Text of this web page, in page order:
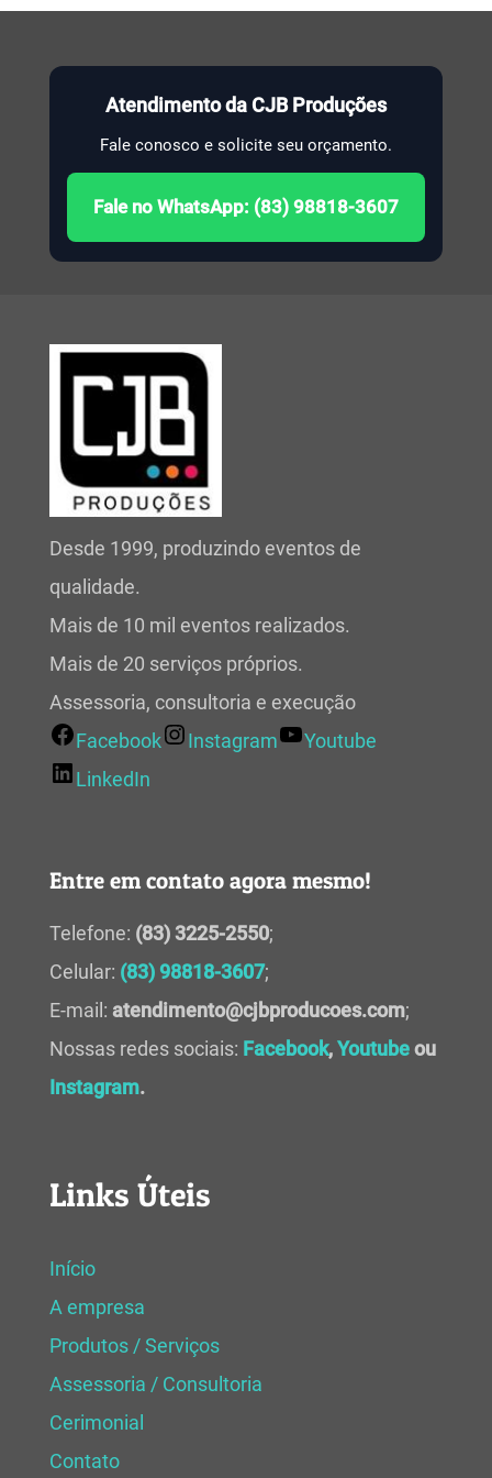
Atendimento da CJB Produções
Fale conosco e solicite seu orçamento.
Fale no WhatsApp: (83) 98818-3607
Desde 1999, produzindo eventos de
qualidade.
Mais de 10 mil eventos realizados.
Mais de 20 serviços próprios.
Assessoria, consultoria e execução
Facebook
Instagram
Youtube
LinkedIn
Entre em contato agora mesmo!
Telefone: (83) 3225-2550;
Celular: (83) 98818-3607;
E-mail: atendimento@cjbproducoes.com;
Nossas redes sociais: Facebook,Youtubeou
Instagram.
Links Úteis
Início
A empresa
Produtos / Serviços
Assessoria / Consultoria
Cerimonial
Contato